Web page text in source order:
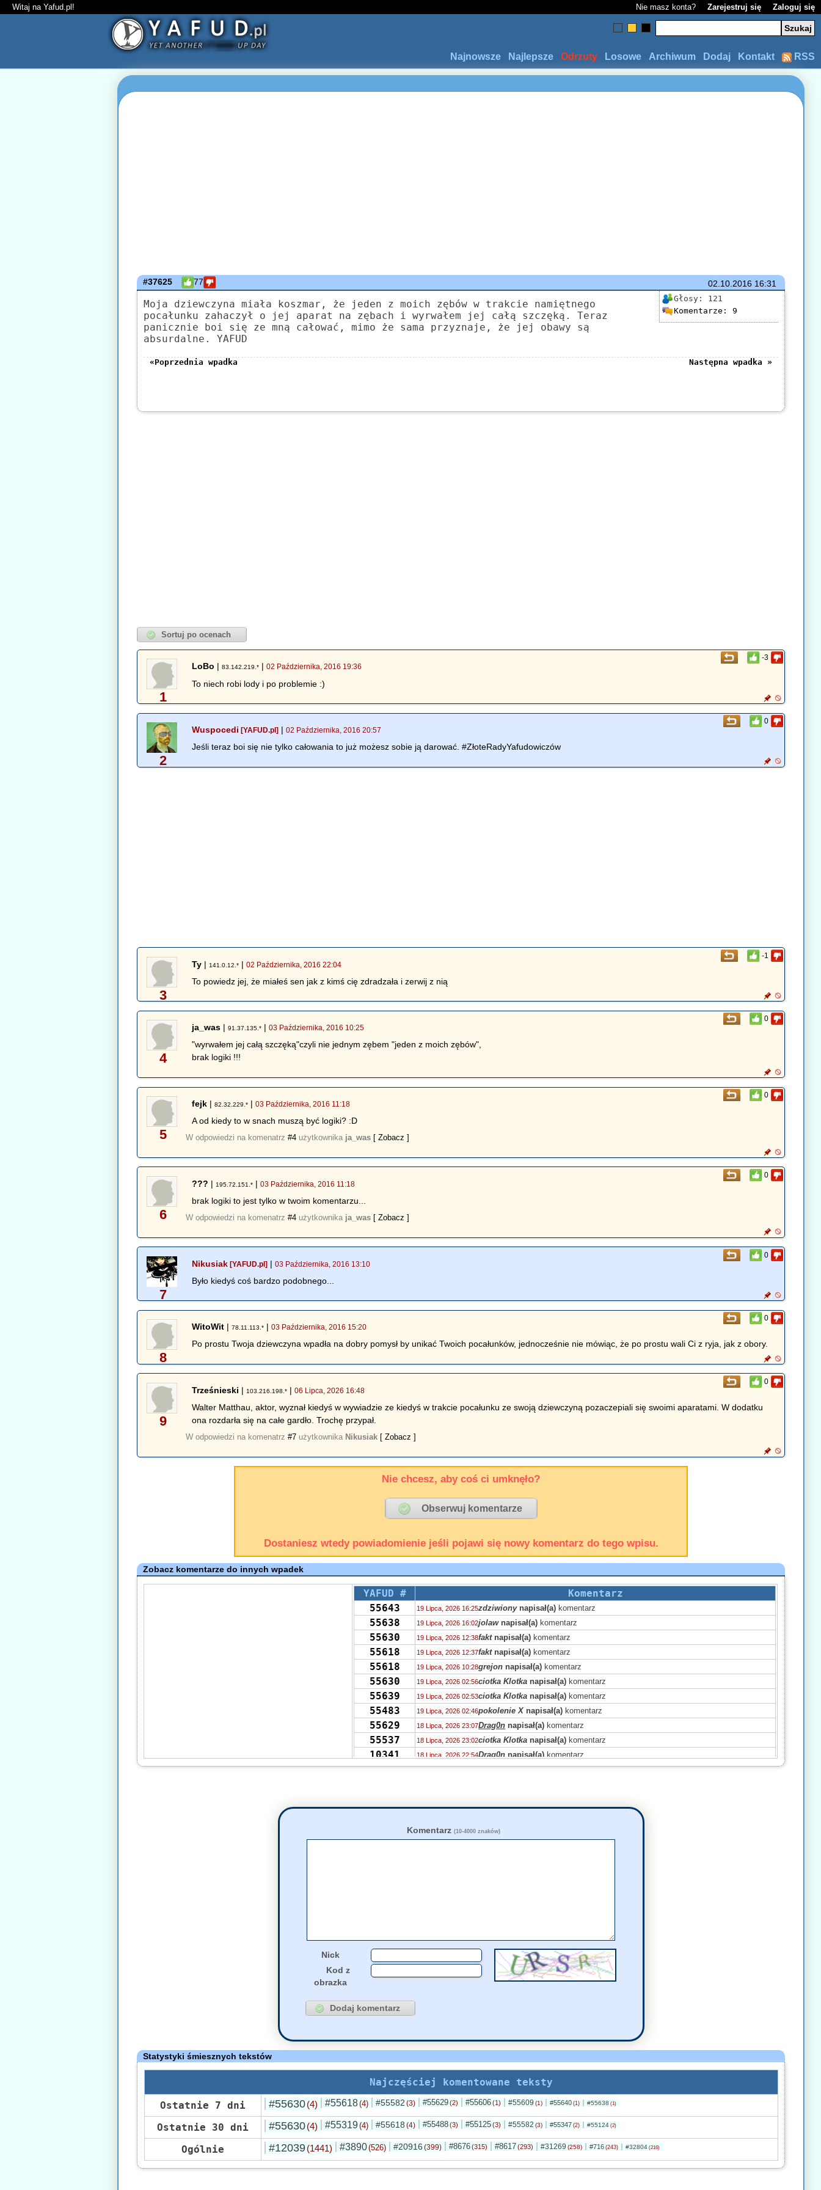
Witaj na Yafud.pl! Nie masz konta? Zarejestruj się Zaloguj się
RSS
Kontakt
Dodaj
Archiwum
Losowe
Odrzuty
Najlepsze
Najnowsze
02.10.201616:31
#37625 77
Głosy: 121
Komentarze: 9
Moja dziewczyna miała koszmar, że jeden z moich zębów w trakcie namiętnego
pocałunku zahaczył o jej aparat na zębach i wyrwałem jej całą szczęką. Teraz
panicznie boi się ze mną całować, mimo że sama przyznaje, że jej obawy są
absurdalne. YAFUD
«Poprzednia wpadka Następna wpadka »
-3
1
LoBo |83.142.219.* |02 Października, 2016 19:36
To niech robi lody i po problemie :)
0
2
Wuspocedi [YAFUD.pl] |02 Października, 2016 20:57
Jeśli teraz boi się nie tylko całowania to już możesz sobie ją darować. #ZłoteRadyYafudowiczów
-1
3
Ty | 141.0.12.* |02 Października, 2016 22:04
To powiedz jej, że miałeś sen jak z kimś cię zdradzała i zerwij z nią
0
4
ja_was |91.37.135.* |03 Października, 2016 10:25
"wyrwałem jej całą szczęką"czyli nie jednym zębem "jeden z moich zębów",
brak logiki !!!
0
5
fejk |82.32.229.* |03 Października, 2016 11:18
A od kiedy to w snach muszą być logiki? :D
W odpowiedzi na komenatrz#4 użytkownika ja_was [ Zobacz ]
0
6
??? | 195.72.151.* |03 Października, 2016 11:18
brak logiki to jest tylko w twoim komentarzu...
W odpowiedzi na komenatrz#4 użytkownika ja_was [ Zobacz ]
0
7
Nikusiak [YAFUD.pl] |03 Października, 2016 13:10
Było kiedyś coś bardzo podobnego...
0
8
WitoWit |78.11.113.* |03 Października, 2016 15:20
Po prostu Twoja dziewczyna wpadła na dobry pomysł by unikać Twoich pocałunków, jednocześnie nie mówiąc, że po prostu wali Ci z ryja, jak z obory.
0
9
Trześnieski | 103.216.198.* |06 Lipca, 2026 16:48
Walter Matthau, aktor, wyznał kiedyś w wywiadzie ze kiedyś w trakcie pocałunku ze swoją dziewczyną pozaczepiali się swoimi aparatami. W dodatku
ona rozdarła się na całe gardło. Trochę przypał.
W odpowiedzi na komenatrz#7 użytkownika Nikusiak [ Zobacz ]
Nie chcesz, aby coś ci umknęło?
Dostaniesz wtedy powiadomienie jeśli pojawi się nowy komentarz do tego wpisu.
Zobacz komentarze do innych wpadek
YAFUD #
Komentarz
55643
19 Lipca, 2026 16:25zdziwionynapisał(a) komentarz
55638 19 Lipca, 2026 16:02jolawnapisał(a) komentarz
55630 19 Lipca, 2026 12:38faktnapisał(a) komentarz
55618 19 Lipca, 2026 12:37faktnapisał(a) komentarz
55618 19 Lipca, 2026 10:28grejon napisał(a) komentarz
55630 19 Lipca, 2026 02:56ciotka Klotka napisał(a) komentarz
55639 19 Lipca, 2026 02:53ciotka Klotka napisał(a) komentarz
55483 19 Lipca, 2026 02:46pokolenie X napisał(a) komentarz
55629 18 Lipca, 2026 23:07Drag0n napisał(a) komentarz
55537 18 Lipca, 2026 23:02ciotka Klotka napisał(a) komentarz
10341 18 Lipca, 2026 22:54Drag0n napisał(a) komentarz
55606 18 Lipca, 2026 19:53Grejonnapisał(a)komentarz
18 Lipca, 2026 10:17 Gdhfg
55618 Tunnnapisał(a)komentarz
Komentarz (10-4000 znaków)
Nick
Kod z
obrazka
Statystyki śmiesznych tekstów
Najczęściej komentowane teksty
Ostatnie 7 dni
#55630 (4) #55618(4) #55582 (3) #55629 (2) #55606 (1) #55609 (1) #55640 (1) #55638 (1)
Ostatnie 30 dni #55630 (4) #55319(4) #55618 (4) #55488 (3) #55125 (3) #55582 (3) #55347 (2) #55124 (2)
Ogólnie #12039 (1441) #3890(526) #20916 (399) #8676 (315) #8617 (293) #31269 (258) #716 (243) #32804 (216)